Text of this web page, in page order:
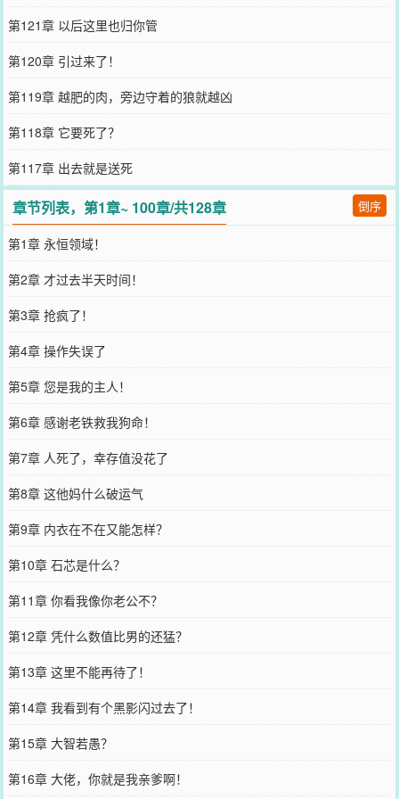
第121章 以后这里也归你管
第120章 引过来了！
第119章 越肥的肉，旁边守着的狼就越凶
第118章 它要死了？
第117章 出去就是送死
章节列表，第1章~ 100章/共128章 倒序
第1章 永恒领域！
第2章 才过去半天时间！
第3章 抢疯了！
第4章 操作失误了
第5章 您是我的主人！
第6章 感谢老铁救我狗命！
第7章 人死了，幸存值没花了
第8章 这他妈什么破运气
第9章 内衣在不在又能怎样？
第10章 石芯是什么？
第11章 你看我像你老公不？
第12章 凭什么数值比男的还猛？
第13章 这里不能再待了！
第14章 我看到有个黑影闪过去了！
第15章 大智若愚？
第16章 大佬，你就是我亲爹啊！